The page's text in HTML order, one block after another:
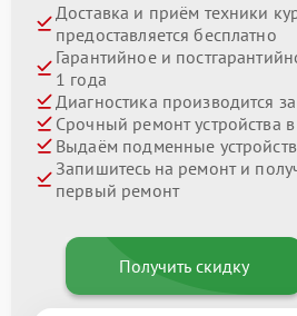
Доставка и приём техники
предоставляется бесплатно
Гарантийное и
1 года
Диагностика производится
Срочный ремонт устройства
Выдаём подменные
Запишитесь на ремонт и
первый ремонт
Получить скидку